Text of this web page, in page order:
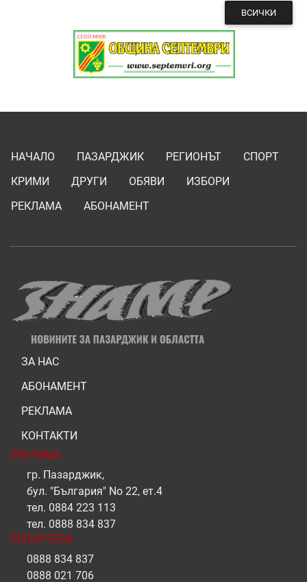
ВСИЧКИ
НАЧАЛО ПАЗАРДЖИК РЕГИОНЪТ
СПОРТ
КРИМИ
ДРУГИ ОБЯВИ
ИЗБОРИ
РЕКЛАМА
АБОНАМЕНТ
ЗА НАС
АБОНАМЕНТ
РЕКЛАМА
КОНТАКТИ
РЕКЛАМА
гр. Пазарджик,
бул. "България" No 22, ет.4
тел. 0884 223 113
тел. 0888 834 837
РЕПОРТЕРИ
0888 834 837
0888 021 706